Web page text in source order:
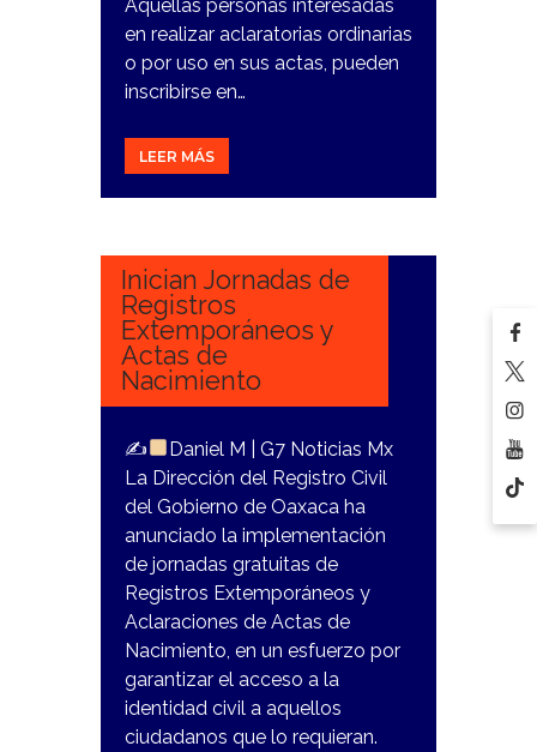
Aquellas personas interesadas
en realizar aclaratorias ordinarias
o por uso en sus actas, pueden
inscribirse en…
LEER MÁS
2
Inician Jornadas de
Registros
Extemporáneos y
Actas de
Nacimiento
✍
Daniel M | G7 Noticias Mx
La Dirección del Registro Civil
del Gobierno de Oaxaca ha
anunciado la implementación
de jornadas gratuitas de
Registros Extemporáneos y
Aclaraciones de Actas de
Nacimiento, en un esfuerzo por
garantizar el acceso a la
identidad civil a aquellos
ciudadanos que lo requieran.